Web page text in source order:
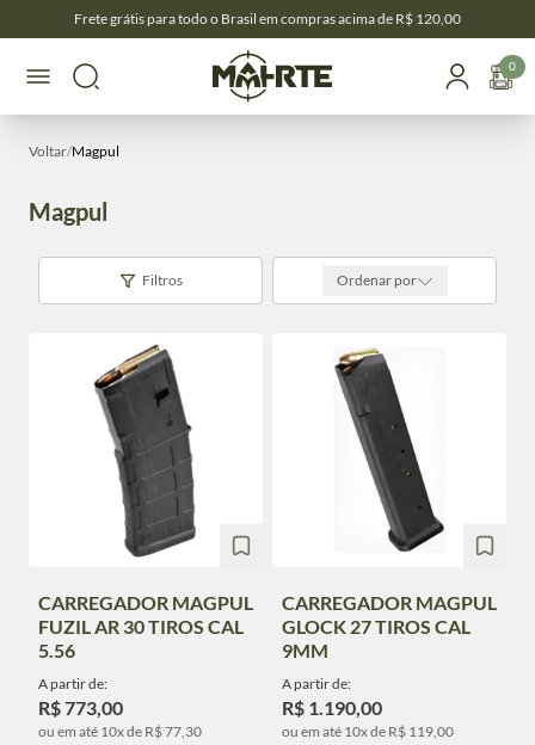
Frete grátis para todo o Brasil em compras acima de R$ 120,00
0
Voltar/Magpul
Magpul
Filtros Ordenar por
CARREGADOR MAGPUL
FUZIL AR 30 TIROS CAL
5.56
A partir de:
R$ 773,00
ou em até 10x de R$ 77,30
CARREGADOR MAGPUL
GLOCK 27 TIROS CAL
9MM
A partir de:
R$ 1.190,00
ou em até 10x de R$ 119,00